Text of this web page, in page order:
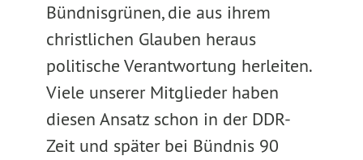
Bündnisgrünen, die aus ihrem
christlichen Glauben heraus
politische Verantwortung herleiten.
Viele unserer Mitglieder haben
diesen Ansatz schon in der DDR-
Zeit und später bei Bündnis 90